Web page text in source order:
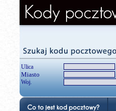
Ulica
Miasto
Woj.